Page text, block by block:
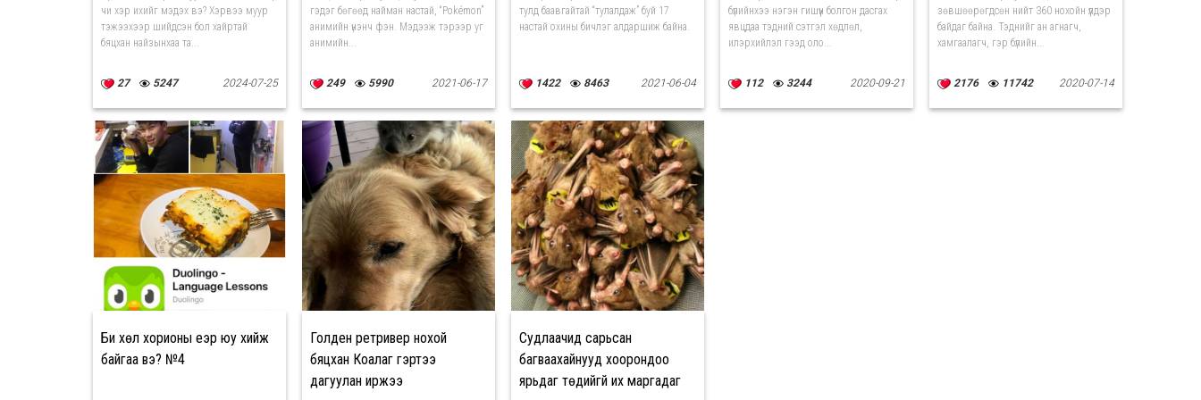
чи хэр ихийг мэдэх вэ? Хэрвээ муур
тэжээхээр шийдсэн бол хайртай
бяцхан найзынхаа та...
27 5247 2024-07-25
гэдэг бөгөөд найман настай, “Pokémon”
анимийн үнэнч фэн. Мэдээж тэрээр уг
анимийн...
249 5990 2021-06-17
тулд баавгайтай “тулалдаж” буй 17
настай охины бичлэг алдаршиж байна.
1422 8463 2021-06-04
бүлийнхээ нэгэн гишүүн болгон дасгах
явцдаа тэдний сэтгэл хөдлөл,
илэрхийлэл гээд оло...
112 3244 2020-09-21
зөвшөөрөгдсөн нийт 360 нохойн үүлдэр
байдаг байна. Тэднийг ан агнагч,
хамгаалагч, гэр бүлийн...
2176 11742 2020-07-14
Би хөл хорионы үеэр юу хийж
байгаа вэ? №4
Голден ретривер нохой
бяцхан Коалаг гэртээ
дагуулан иржээ
Судлаачид сарьсан
багваахайнууд хоорондоо
ярьдаг төдийгүй их маргадаг